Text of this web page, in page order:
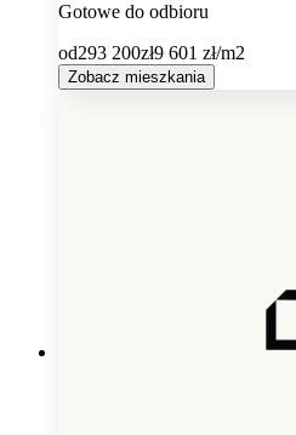
Gotowe do odbioru
od293 200zł9 601 zł/m2
Zobacz mieszkania